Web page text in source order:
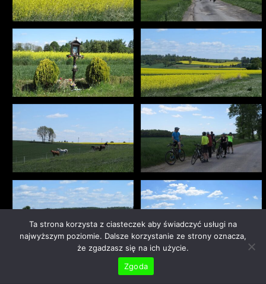
Ta strona korzysta z ciasteczek aby świadczyć usługi na
najwyższym poziomie. Dalsze korzystanie ze strony oznacza,
że zgadzasz się na ich użycie.
Zgoda